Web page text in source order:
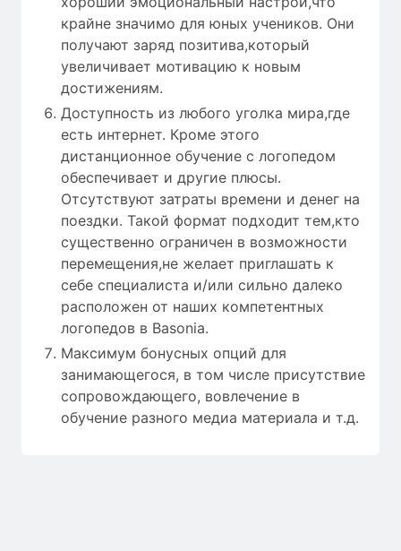
крайне значимо для юных учеников. Они
получают заряд позитива,который
увеличивает мотивацию к новым
достижениям.
Доступность из любого уголка мира,где
есть интернет. Кроме этого
дистанционное обучение с логопедом
обеспечивает и другие плюсы.
Отсутствуют затраты времени и денег на
поездки. Такой формат подходит тем,кто
существенно ограничен в возможности
перемещения,не желает приглашать к
себе специалиста и/или сильно далеко
расположен от наших компетентных
логопедов в Basonia.
Максимум бонусных опций для
занимающегося, в том числе присутствие
сопровождающего, вовлечение в
обучение разного медиа материала и т.д.